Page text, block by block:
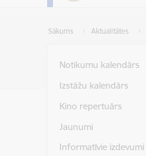
Sākums Aktualitātes
Notikumu kalendārs
Izstāžu kalendārs
Kino repertuārs
Jaunumi
Informatīvie izdevumi